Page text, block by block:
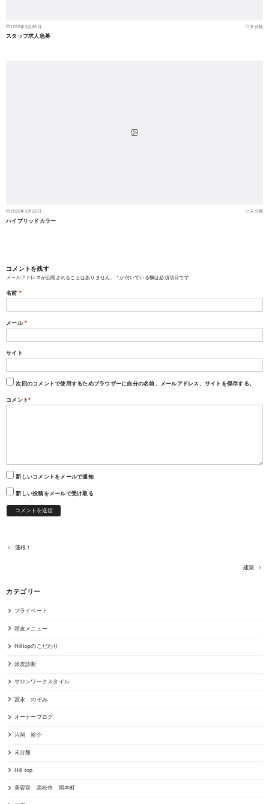
2015年3月26日 未分類
スタッフ求人急募
2015年2月23日 未分類
ハイブリッドカラー
コメントを残す
メールアドレスが公開されることはありません。 * が付いている欄は必須項目です
名前 *
メール *
サイト
次回のコメントで使用するためブラウザーに自分の名前、メールアドレス、サイトを保存する。
コメント*
新しいコメントをメールで通知
新しい投稿をメールで受け取る
蓮根！
建築
カテゴリー
プライベート
頭皮メニュー
Hilltopのこだわり
頭皮診断
サロンワークスタイル
冨永 のぞみ
オーナーブログ
片岡 裕介
未分類
Hill top
美容室 高松市 岡本町